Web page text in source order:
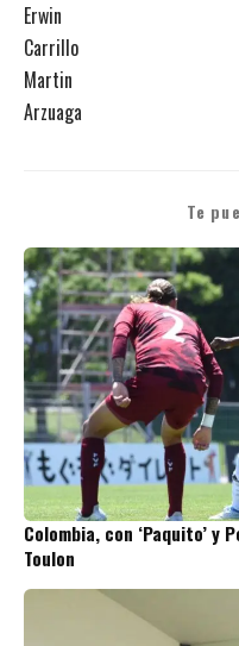
Erwin
Carrillo
Martin
Arzuaga
Te
Colombia, con ‘Paquito’ y
Toulon